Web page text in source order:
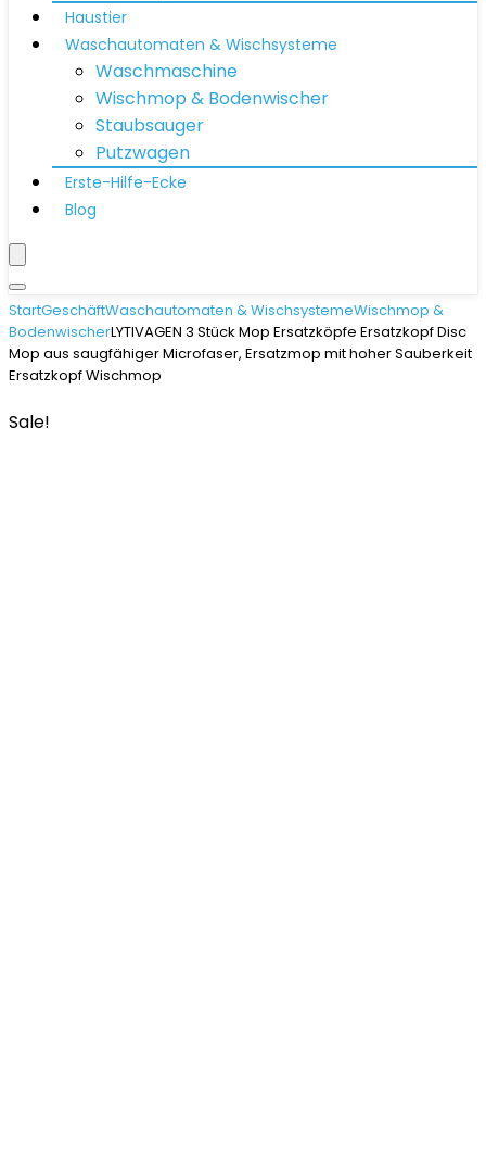
Haustier
Waschautomaten & Wischsysteme
Waschmaschine
Wischmop & Bodenwischer
Staubsauger
Putzwagen
Erste-Hilfe-Ecke
Blog
StartGeschäftWaschautomaten & WischsystemeWischmop &
BodenwischerLYTIVAGEN 3 Stück Mop Ersatzköpfe Ersatzkopf Disc
Mop aus saugfähiger Microfaser, Ersatzmop mit hoher Sauberkeit
Ersatzkopf Wischmop
Sale!